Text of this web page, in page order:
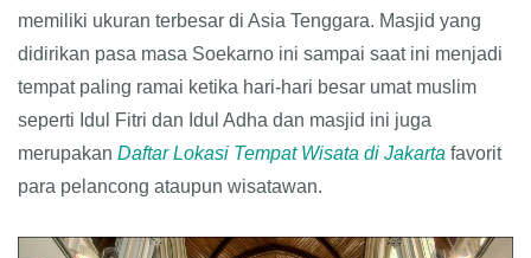
memiliki ukuran terbesar di Asia Tenggara. Masjid yang
didirikan pasa masa Soekarno ini sampai saat ini menjadi
tempat paling ramai ketika hari-hari besar umat muslim
seperti Idul Fitri dan Idul Adha dan masjid ini juga
merupakan Daftar Lokasi Tempat Wisata di Jakarta favorit
para pelancong ataupun wisatawan.